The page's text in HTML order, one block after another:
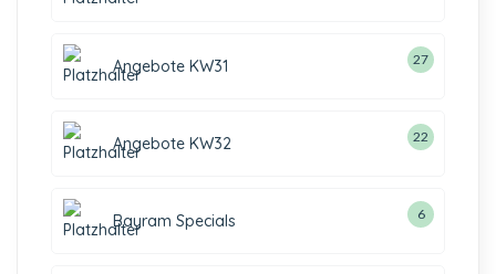
Angebote KW31 27
Angebote KW32 22
Bayram Specials 6